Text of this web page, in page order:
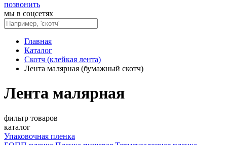
позвонить
мы в соцсетях
Главная
Каталог
Скотч (клейкая лента)
Лента малярная (бумажный скотч)
Лента малярная
фильтр товаров
каталог
Упаковочная пленка